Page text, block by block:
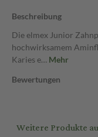
Beschreibung
Die elmex Junior
hochwirksamem
Karies e… Mehr
Bewertungen
Weitere Produkte